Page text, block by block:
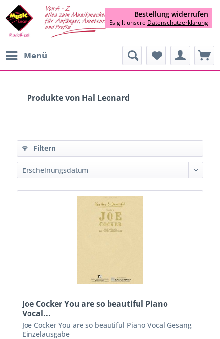
Menü
Produkte von Hal Leonard
Filtern
Joe Cocker You are so beautiful Piano
Vocal...
Joe Cocker You are so beautiful Piano Vocal Gesang
Einzelausgabe
Bestellung widerrufen
Es gilt unsere Datenschutzerklärung